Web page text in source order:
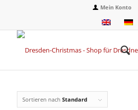
Mein Konto
Sortieren nach Standard